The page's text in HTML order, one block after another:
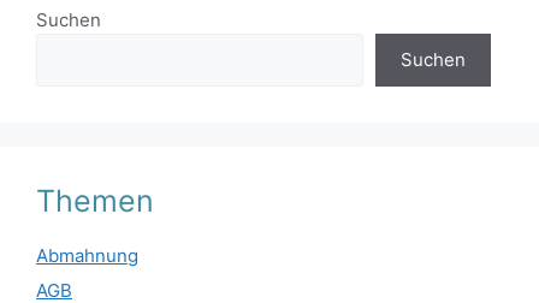
Suchen
Suchen
Themen
Abmahnung
AGB